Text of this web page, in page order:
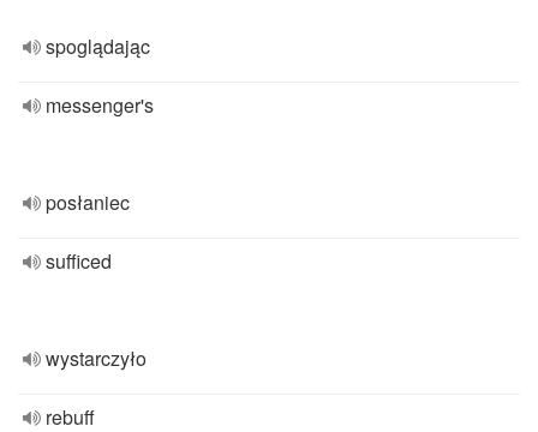
spoglądając
messenger's
posłaniec
sufficed
wystarczyło
rebuff